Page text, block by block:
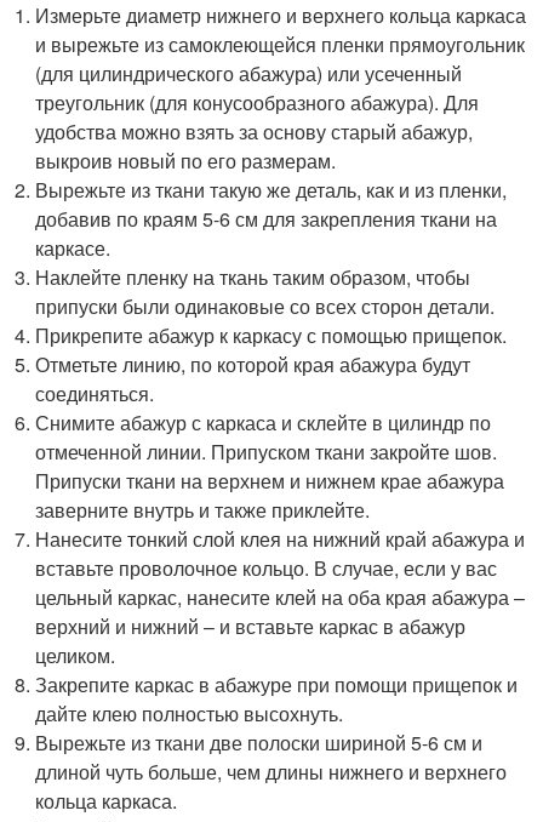
Измерьте диаметр нижнего и верхнего кольца каркаса
и вырежьте из самоклеющейся пленки прямоугольник
(для цилиндрического абажура) или усеченный
треугольник (для конусообразного абажура). Для
удобства можно взять за основу старый абажур,
выкроив новый по его размерам.
Вырежьте из ткани такую же деталь, как и из пленки,
добавив по краям 5-6 см для закрепления ткани на
каркасе.
Наклейте пленку на ткань таким образом, чтобы
припуски были одинаковые со всех сторон детали.
Прикрепите абажур к каркасу с помощью прищепок.
Отметьте линию, по которой края абажура будут
соединяться.
Снимите абажур с каркаса и склейте в цилиндр по
отмеченной линии. Припуском ткани закройте шов.
Припуски ткани на верхнем и нижнем крае абажура
заверните внутрь и также приклейте.
Нанесите тонкий слой клея на нижний край абажура и
вставьте проволочное кольцо. В случае, если у вас
цельный каркас, нанесите клей на оба края абажура –
верхний и нижний – и вставьте каркас в абажур
целиком.
Закрепите каркас в абажуре при помощи прищепок и
дайте клею полностью высохнуть.
Вырежьте из ткани две полоски шириной 5-6 см и
длиной чуть больше, чем длины нижнего и верхнего
кольца каркаса.